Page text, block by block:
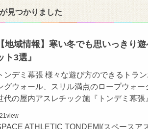
見つかりました
【地域情報】寒い冬でも思いっきり
ト3選』
ンデミ幕張 様々な遊び方のできるトラ
グウォール、スリル満点のロープウォ
代の屋内アスレチック施『トンデミ幕
view
ATHLETIC TONDEMI(スペースア